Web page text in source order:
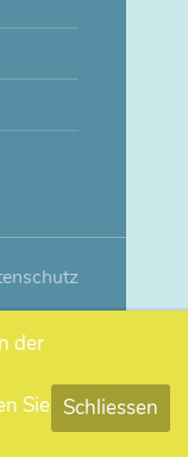
der
Sie Schliessen